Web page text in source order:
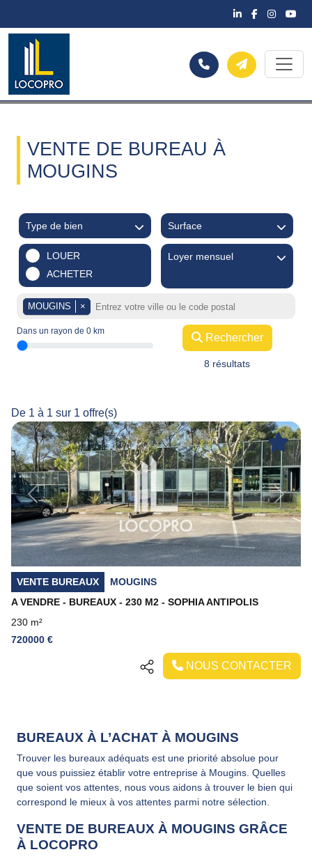
VENTE DE BUREAU À
MOUGINS
Type de bien Surface
LOUER
ACHETER
Loyer mensuel
MOUGINS ×
Dans un rayon de 0 km
Rechercher
8 résultats
De 1 à 1 sur 1 offre(s)
Previous Next
VENTE BUREAUX
MOUGINS
A VENDRE - BUREAUX - 230 M2 - SOPHIA ANTIPOLIS
230 m²
720000 €
NOUS CONTACTER
BUREAUX À L’ACHAT À MOUGINS
Trouver les bureaux adéquats est une priorité absolue pour
que vous puissiez établir votre entreprise à Mougins. Quelles
que soient vos attentes, nous vous aidons à trouver le bien qui
correspond le mieux à vos attentes parmi notre sélection.
VENTE DE BUREAUX À MOUGINS GRÂCE
À LOCOPRO